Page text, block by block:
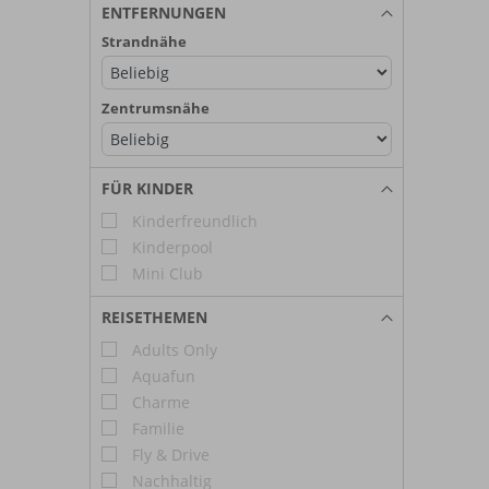
ENTFERNUNGEN
Strandnähe
Zentrumsnähe
FÜR KINDER
Kinderfreundlich
Kinderpool
Mini Club
REISETHEMEN
Adults Only
Aquafun
Charme
Familie
Fly & Drive
Nachhaltig